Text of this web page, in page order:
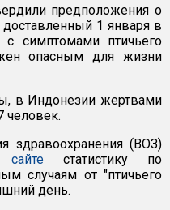
предположения о
доставленный 1 января в
симптомами птичьего
опасным для жизни
в Индонезии жертвами
человек.
здравоохранения (ВОЗ)
статистику по
случаям от "птичьего
день.